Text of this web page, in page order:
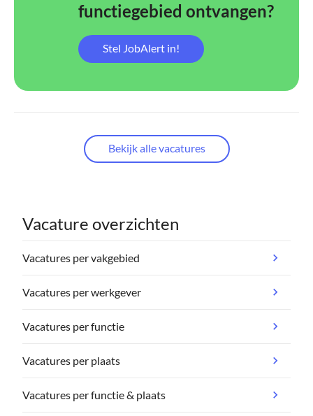
functiegebied ontvangen?
Stel JobAlert in!
Bekijk alle vacatures
Vacature overzichten
Vacatures per vakgebied
Vacatures per werkgever
Vacatures per functie
Vacatures per plaats
Vacatures per functie & plaats